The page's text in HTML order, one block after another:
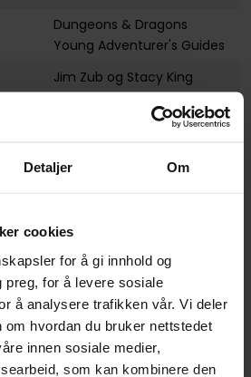
Detaljer Om
cookies
for å gi innhold og
preg, for å levere sosiale
å analysere trafikken vår. Vi deler
hvordan du bruker nettstedet
innen sosiale medier,
som kan kombinere den
Dungeons & Dragons
Young Adventurer's Guides
Jim Zub og Stacy King
19.09.2023
Barn
Full Color
Hardcover
Engelsk
Tilgjengelig